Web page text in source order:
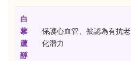
白
藜
蘆
醇
保護心血管、被認為有抗老
化潛力